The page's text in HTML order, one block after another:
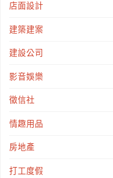
店面設計
建築建案
建設公司
影音娛樂
徵信社
情趣用品
房地產
打工度假